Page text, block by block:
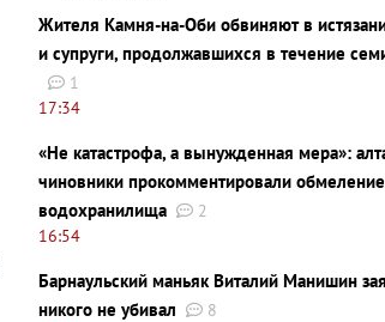
Жителя Камня-на-Оби обвиняют в
и супруги, продолжавшихся в течение
1
17:34
«Не катастрофа, а вынужденная мера»:
чиновники прокомментировали обмеление
водохранилища
2
16:54
Барнаульский маньяк Виталий Манишин
никого не убивал
8